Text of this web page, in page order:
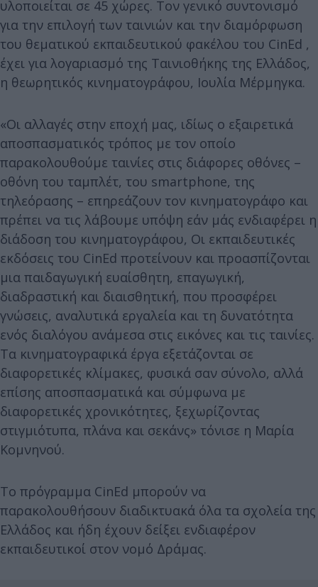
υλοποιείται σε 45 χώρες. Τον γενικό συντονισμό
για την επιλογή των ταινιών και την διαμόρφωση
του θεματικού εκπαιδευτικού φακέλου του CinEd ,
έχει για λογαριασμό της Ταινιοθήκης της Ελλάδος,
η θεωρητικός κινηματογράφου, Ιουλία Μέρμηγκα.
«Οι αλλαγές στην εποχή μας, ιδίως ο εξαιρετικά
αποσπασματικός τρόπος με τον οποίο
παρακολουθούμε ταινίες στις διάφορες οθόνες –
οθόνη του ταμπλέτ, του smartphone, της
τηλεόρασης – επηρεάζουν τον κινηματογράφο και
πρέπει να τις λάβουμε υπόψη εάν μάς ενδιαφέρει η
διάδοση του κινηματογράφου, Οι εκπαιδευτικές
εκδόσεις του CinEd προτείνουν και προασπίζονται
μια παιδαγωγική ευαίσθητη, επαγωγική,
διαδραστική και διαισθητική, που προσφέρει
γνώσεις, αναλυτικά εργαλεία και τη δυνατότητα
ενός διαλόγου ανάμεσα στις εικόνες και τις ταινίες.
Τα κινηματογραφικά έργα εξετάζονται σε
διαφορετικές κλίμακες, φυσικά σαν σύνολο, αλλά
επίσης αποσπασματικά και σύμφωνα με
διαφορετικές χρονικότητες, ξεχωρίζοντας
στιγμιότυπα, πλάνα και σεκάνς» τόνισε η Μαρία
Κομνηνού.
Το πρόγραμμα CinEd μπορούν να
παρακολουθήσουν διαδικτυακά όλα τα σχολεία της
Ελλάδος και ήδη έχουν δείξει ενδιαφέρον
εκπαιδευτικοί στον νομό Δράμας.